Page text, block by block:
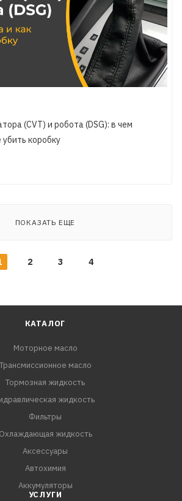
(CVT) и робота (DSG): в чем
коробку
ПОКАЗАТЬ ЕЩЕ
2 3 4
КАТАЛОГ
Моторное масло
Трансмиссионное масло
Тормозная жидкость
жидкость
Фильтры
Охлаждающая жидкость
Аксессуары
Автохимия
Аккумуляторы
УСЛУГИ